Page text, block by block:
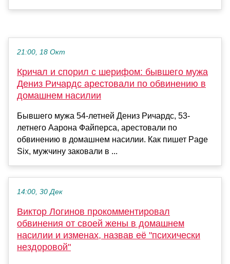
21:00, 18 Окт
Кричал и спорил с шерифом: бывшего мужа
Дениз Ричардс арестовали по обвинению в
домашнем насилии
Бывшего мужа 54-летней Дениз Ричардс, 53-
летнего Аарона Файперса, арестовали по
обвинению в домашнем насилии. Как пишет Page
Six, мужчину заковали в ...
14:00, 30 Дек
Виктор Логинов прокомментировал
обвинения от своей жены в домашнем
насилии и изменах, назвав её "психически
нездоровой"